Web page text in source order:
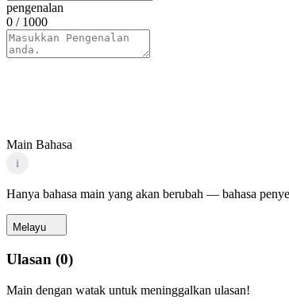
pengenalan
0 / 1000
Main Bahasa
i
Hanya bahasa main yang akan berubah — bahasa
Melayu
Ulasan (0)
Main dengan watak untuk meninggalkan ulasan!